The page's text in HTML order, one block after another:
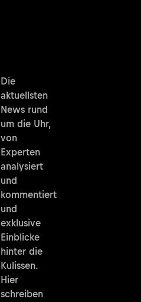
Die
aktuellsten
News rund
um die Uhr,
von
Experten
analysiert
und
kommentiert
und
exklusive
Einblicke
hinter die
Kulissen.
Hier
schreiben